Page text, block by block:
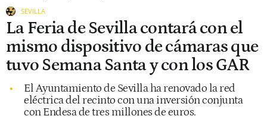
SEVILLA
La Feria de Sevilla contará con el
mismo dispositivo de cámaras que
tuvo Semana Santa y con los GAR
El Ayuntamiento de Sevilla ha renovado la red
eléctrica del recinto con una inversión conjunta
con Endesa de tres millones de euros.